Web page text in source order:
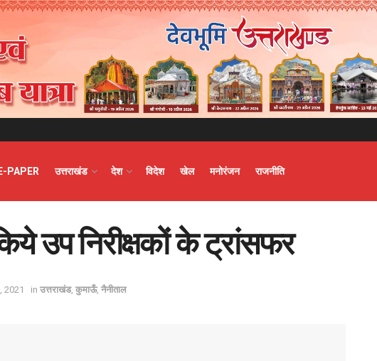
E-PAPER उत्तराखंड देश विदेश खेल मनोरंजन राजनीति
उप निरीक्षकों के ट्रांसफर
2021 in उत्तराखंड, कुमाऊँ, नैनीताल